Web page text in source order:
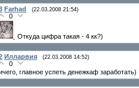
Farhad (22.03.2008 21:54)
0
Откуда цифра такая - 4 кк?)
Илларвия (22.03.2008 14:52)
0
главное успеть денежкаф заработать)